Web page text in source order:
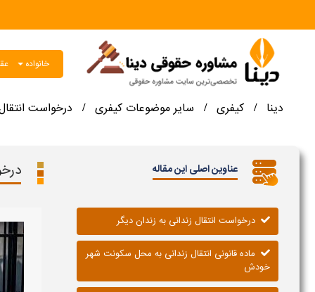
خانواده
دینا / کیفری / سایر موضوعات کیفری / درخواست
عناوین اصلی این مقاله
درخواست انتقال زندانی به زندان دیگر
ماده قانونی انتقال زندانی به محل سکونت شهر
خودش